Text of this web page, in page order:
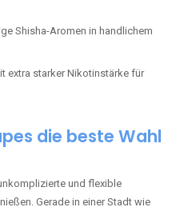
Shisha-Aromen in handlichem
extra starker Nikotinstärke für
die beste Wahl
und flexible
Gerade in einer Stadt wie